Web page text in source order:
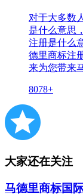
对于大多数
是什么意思
注册是什么
德里商标注
来为您带来
8078+
大家还在关注
马德里商标国